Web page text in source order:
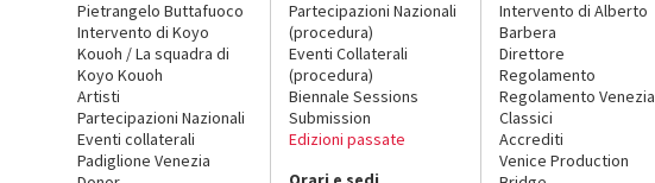
Pietrangelo Buttafuoco
Intervento di Koyo
Kouoh / La squadra di
Koyo Kouoh
Artisti
Partecipazioni Nazionali
Eventi collaterali
Padiglione Venezia
Partecipazioni Nazionali
(procedura)
Eventi Collaterali
(procedura)
Biennale Sessions
Submission
Edizioni passate
Intervento di Alberto
Barbera
Direttore
Regolamento
Regolamento Venezia
Classici
Accrediti
Venice Production